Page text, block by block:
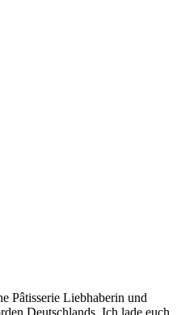
Pâtisserie Liebhaberin und